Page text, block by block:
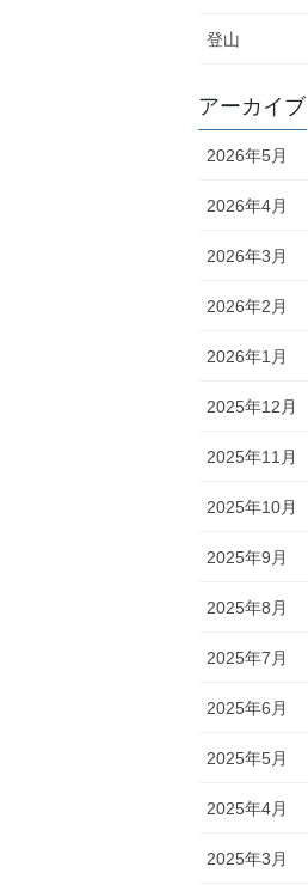
登山
アーカイブ
2026年5月
2026年4月
2026年3月
2026年2月
2026年1月
2025年12月
2025年11月
2025年10月
2025年9月
2025年8月
2025年7月
2025年6月
2025年5月
2025年4月
2025年3月